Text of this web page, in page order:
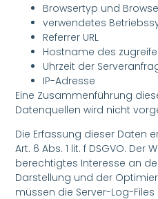
Browsertyp und
verwendetes
Referrer URL
Hostname des
Uhrzeit der
IP-Adresse
Eine Zusammenführung
Datenquellen wird nicht
Die Erfassung dieser Daten
Art. 6 Abs. 1 lit. f DSGVO.
berechtigtes Interesse an
Darstellung und der
müssen die Server-Log-